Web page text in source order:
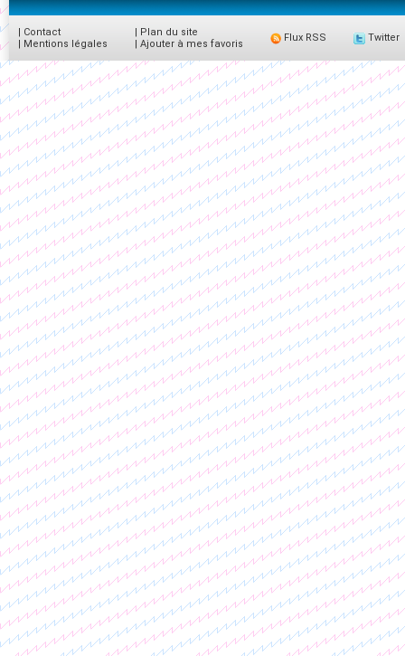
| Contact
| Mentions légales
| Plan du site
| Ajouter à mes favoris
Flux RSS Twitter